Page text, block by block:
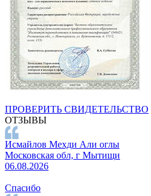
ПРОВЕРИТЬ СВИДЕТЕЛЬСТВО
ОТЗЫВЫ
Исмайлов Мехди Али оглы
Московская обл, г Мытищи
06.08.2026
Спасибо